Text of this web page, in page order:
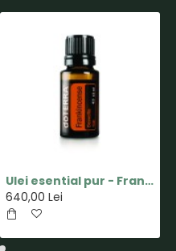
Ulei esential pur - Frankincense(Tamaie) - 15ml - doTERRA
640,00 Lei